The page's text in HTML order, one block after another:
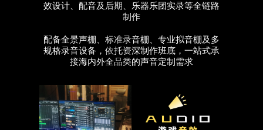
效设计、配音及后期、乐器乐团实录等全链路
制作
配备全景声棚、标准录音棚、专业拟音棚及多
规格录音设备，依托资深制作班底，一站式承
接海内外全品类的声音定制需求